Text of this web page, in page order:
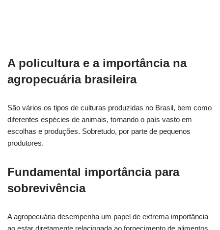
A policultura e a importância na
agropecuária brasileira
São vários os tipos de culturas produzidas no Brasil, bem como
diferentes espécies de animais, tornando o país vasto em
escolhas e produções. Sobretudo, por parte de pequenos
produtores.
Fundamental importância para
sobrevivência
A agropecuária desempenha um papel de extrema importância